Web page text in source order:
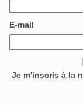
E-mail
Je m'inscris à la